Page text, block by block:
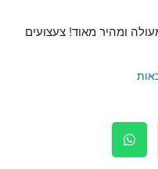
שירות מעולה ומהיר מאוד! צעצועים